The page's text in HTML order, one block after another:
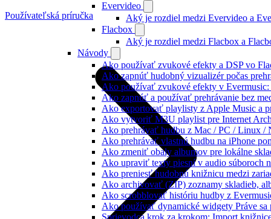
Evervideo
Aký je rozdiel medzi Evervideo a
Flacbox
Aký je rozdiel medzi Flacbox a
Návody
Ako používať zvukové efekty a DSP vo
Ako zapnúť hudobný vizualizér počas
Ako používať zvukové efekty v Evermusic:
Ako zapnúť a používať prehrávanie bez
Ako exportovať playlisty z Apple Music a
Ako vytvoriť M3U playlist pre Internet
Ako prehrávať hudbu z Mac / PC / Linux
Ako prehrávať vlastnú hudbu na iPhone
Ako zmeniť obaly albumov pre lokálne
Ako upraviť texty piesní v audio súboroch
Ako preniesť hudobnú knižnicu medzi
Ako archivovať (ZIP) zoznamy skladieb,
Ako scrobblovať históriu hudby z
Ako používať dynamické widgety Práve sa
Sprievodca krok za krokom: Import
Používateľská príručka